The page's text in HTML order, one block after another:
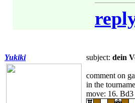
Yukiki subject: dein
comment on
in the
move: 16.